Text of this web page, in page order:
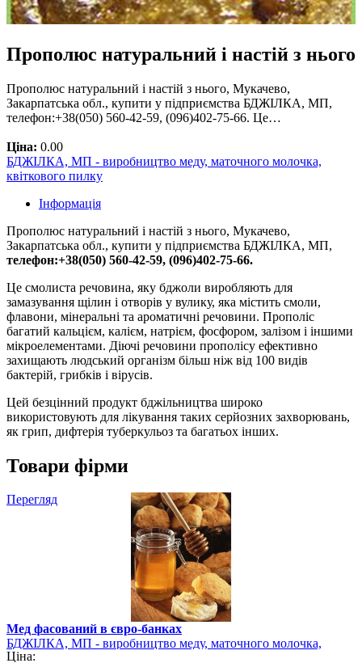
Прополюс натуральний і настій з нього
Прополюс натуральний і настій з нього, Мукачево,
Закарпатська обл., купити у підприємства БДЖІЛКА, МП,
телефон:+38(050) 560-42-59, (096)402-75-66. Це…
Ціна: 0.00
БДЖІЛКА, МП - виробництво меду, маточного молочка,
квіткового пилку
Інформація
Прополюс натуральний і настій з нього, Мукачево,
Закарпатська обл., купити у підприємства БДЖІЛКА, МП,
телефон:+38(050) 560-42-59, (096)402-75-66.
Це смолиста речовина, яку бджоли виробляють для
замазування щілин і отворів у вулику, яка містить смоли,
флавони, мінеральні та ароматичні речовини. Прополіс
багатий кальцієм, калієм, натрієм, фосфором, залізом і іншими
мікроелементами. Діючі речовини прополісу ефективно
захищають людський організм більш ніж від 100 видів
бактерій, грибків і вірусів.
Цей безцінний продукт бджільництва широко
використовують для лікування таких серйозних захворювань,
як грип, дифтерія туберкульоз та багатьох інших.
Товари фірми
Перегляд
Мед фасований в євро-банках
БДЖІЛКА, МП - виробництво меду, маточного молочка,
квіткового пилку
Ціна: